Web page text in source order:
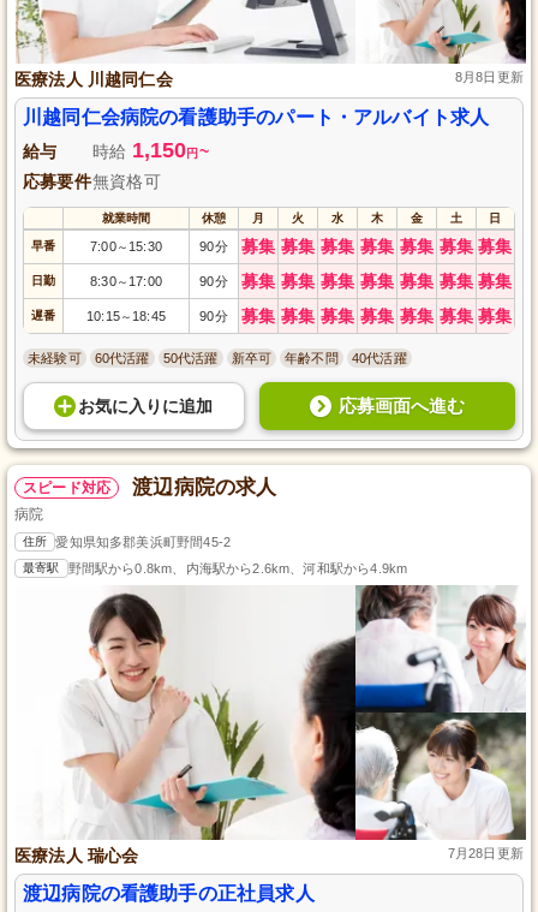
医療法人 川越同仁会 8月8日更新
川越同仁会病院の看護助手のパート・アルバイト求人
給与 時給 1,150円 ~
応募要件無資格可
就業時間 休憩 月 火 水 木 金 土 日
早番 7:00～ 15:30 90分 募集 募集 募集 募集 募集 募集 募集
日勤 8:30～ 17:00 90分 募集 募集 募集 募集 募集 募集 募集
遅番 10:15～ 18:45 90分 募集 募集 募集 募集 募集 募集 募集
未経験可 60代活躍 50代活躍 新卒可 年齢不問 40代活躍
お気に入り に追加 応募画面へ進む
スピード対応 渡辺病院の求人
病院
住所 愛知県知多郡美浜町野間45-2
最寄駅 野間駅から0.8km、内海駅から2.6km、河和駅から4.9km
医療法人 瑞心会 7月28日更新
渡辺病院の看護助手の正社員求人